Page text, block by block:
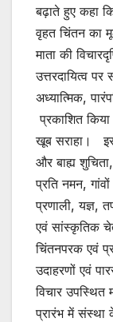
बढ़ाते हुए कहा
वृहत चिंतन का
माता की
उत्तरदायित्व
अध्यात्मिक,
प्रकाशित
खूब सराहा।
और बाह्य
प्रति नमन,
प्रणाली, यज्ञ,
एवं सांस्कृतिक
चिंतनपरक एवं
उदाहरणों एवं
विचार
प्रारंभ में संस्था